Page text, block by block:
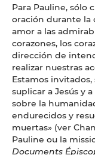
Para Pauline, sólo
oración durante la
amor a las
corazones, los
dirección de
realizar nuestras
Estamos
suplicar a Jesús y
sobre la
endurecidos y
muertas» (ver
Pauline ou la
Documents